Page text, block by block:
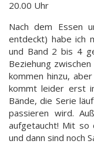
20.00 Uhr
Nach dem Essen
entdeckt) habe ich
und Band 2 bis 4
Beziehung
kommen hinzu,
kommt leider erst
Bände, die Serie
passieren wird.
aufgetaucht! Mit so
und dann sind noch